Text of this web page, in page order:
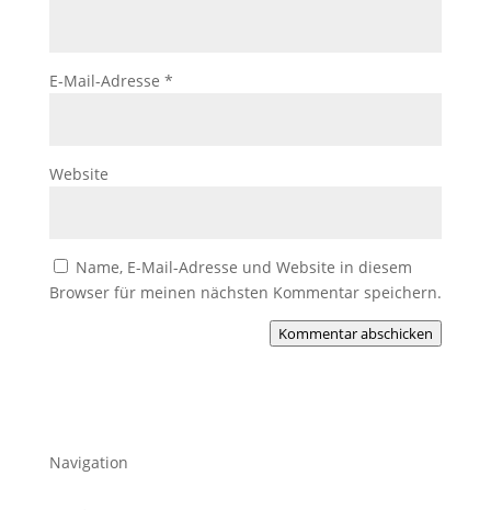
E-Mail-Adresse *
Website
Name, E-Mail-Adresse und Website in diesem
Browser für meinen nächsten Kommentar speichern.
Kommentar abschicken
Navigation